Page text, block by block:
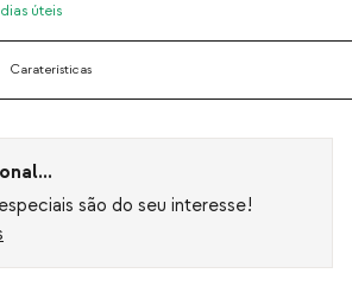
úteis
Caraterísticas
são do seu interesse!